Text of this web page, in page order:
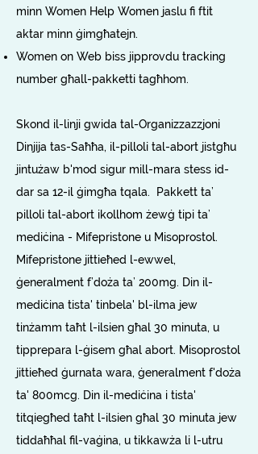
minn Women Help Women jaslu fi ftit
aktar minn ġimgħatejn.
Women on Web biss jipprovdu tracking
number għall-pakketti tagħhom.
Skond il-linji gwida tal-Organizzazzjoni
Dinjija tas-Saħħa, il-pilloli tal-abort jistgħu
jintużaw b'mod sigur mill-mara stess id-
dar sa 12-il ġimgħa tqala.
Pakkett ta’
pilloli tal-abort ikollhom żewġ tipi ta’
mediċina - Mifepristone u Misoprostol.
Mifepristone jittieħed l-ewwel,
ġeneralment f’doża ta’ 200mg. Din il-
mediċina tista' tinbela' bl-ilma jew
tinżamm taħt l-ilsien għal 30 minuta, u
tipprepara l-ġisem għal abort. Misoprostol
jittieħed ġurnata wara, ġeneralment f'doża
ta' 800mcg. Din il-mediċina i tista'
titqiegħed taħt l-ilsien għal 30 minuta jew
tiddaħħal fil-vaġina, u tikkawża li l-utru